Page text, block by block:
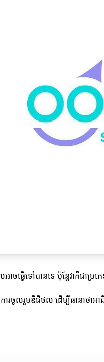
ាចធ្វើទៅបានទេ ប៉ុន្តែវាក៏ជ
ះការចូលរួមឌីជីថល ដើម្បីធានាថ